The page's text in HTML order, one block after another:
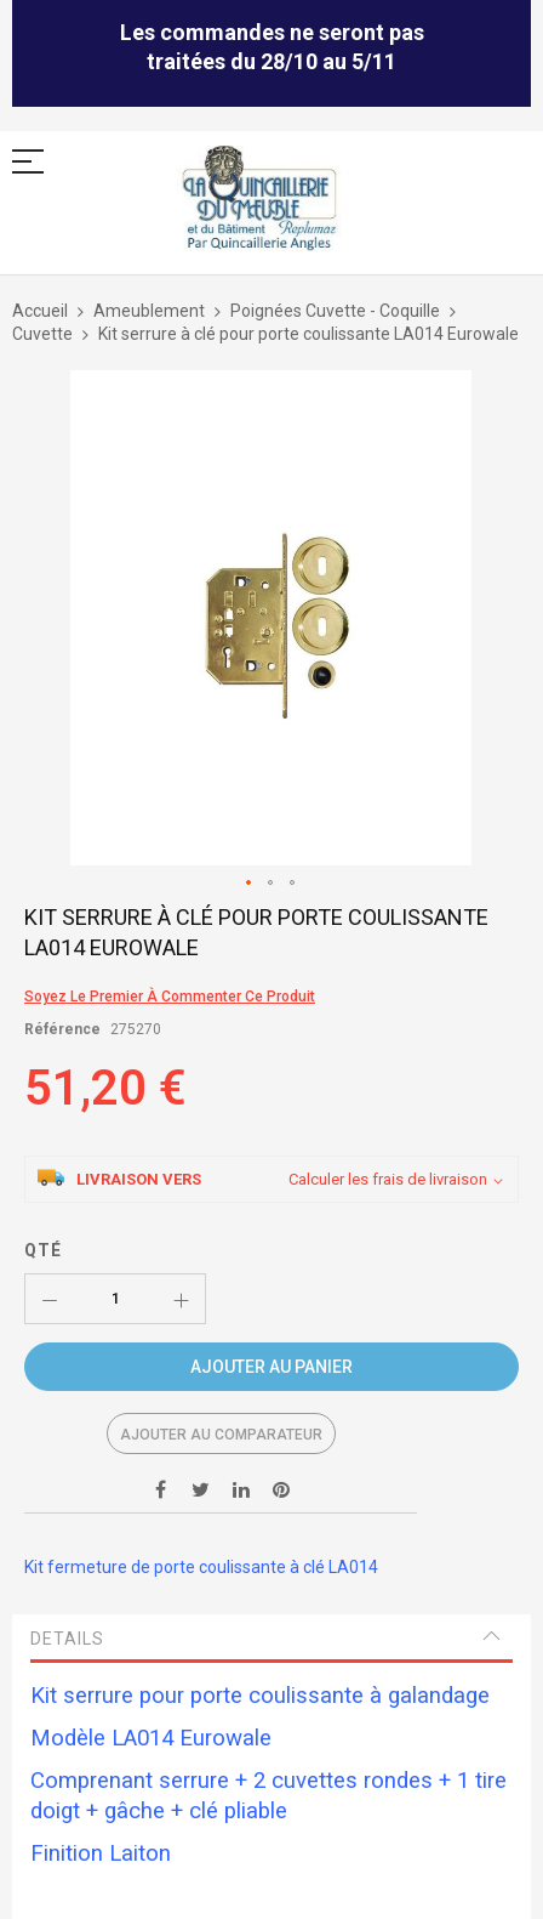
Les commandes ne seront pas
traitées du 28/10 au 5/11
Allez
contenu
Accueil Ameublement
Poignées Cuvette - Coquille
Cuvette
Kit serrure à clé pour porte coulissante LA014 Eurowale
Skip
the
of
images
KIT SERRURE À CLÉ POUR PORTE COULISSANTE
LA014 EUROWALE
Soyez Le Premier À Commenter Ce Produit
Référence
275270
51,20 €
LIVRAISON VERS Calculer les frais de livraison
QTÉ
AJOUTER AU PANIER
AJOUTER AU COMPARATEUR
Kit fermeture de porte coulissante à clé LA014
DETAILS
Kit serrure pour porte coulissante à galandage
Modèle LA014 Eurowale
Comprenant serrure + 2 cuvettes rondes + 1 tire
doigt + gâche + clé pliable
Finition Laiton